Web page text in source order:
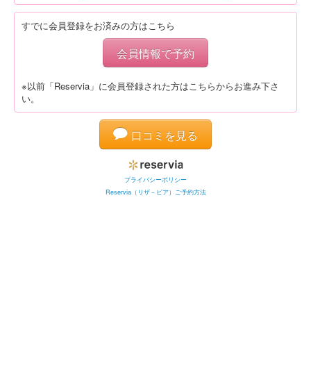
すでに会員登録をお済みの方はこちら
会員情報で予約
※以前「Reservia」に会員登録された方はこちらからお進み下さ
い。
口コミを見る
プライバシーポリシー
Reservia（リザ－ビア）ご予約方法